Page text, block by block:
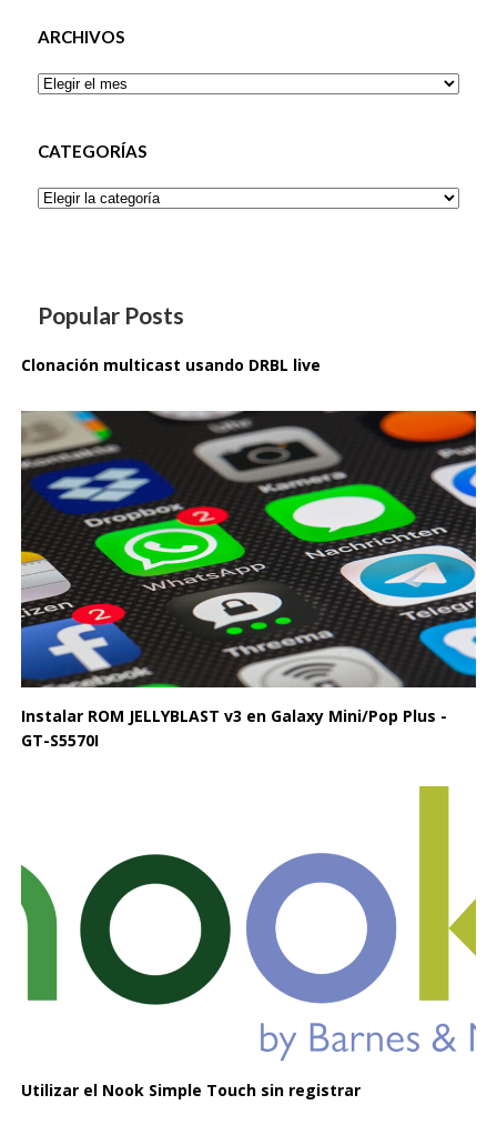
ARCHIVOS
Archivos
CATEGORÍAS
Categorías
Popular Posts
Clonación multicast usando DRBL live
Instalar ROM JELLYBLAST v3 en Galaxy Mini/Pop Plus -
GT-S5570I
Utilizar el Nook Simple Touch sin registrar